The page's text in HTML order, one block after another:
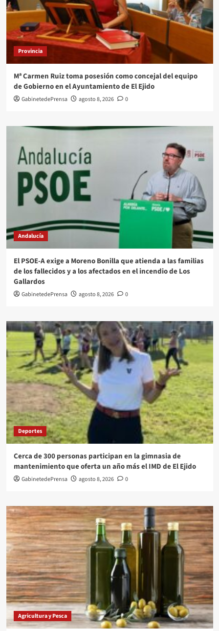
Provincia
Mª Carmen Ruiz toma posesión como concejal del equipo
de Gobierno en el Ayuntamiento de El Ejido
GabinetedePrensa agosto 8, 2026 0
Andalucía
El PSOE-A exige a Moreno Bonilla que atienda a las familias
de los fallecidos y a los afectados en el incendio de Los
Gallardos
GabinetedePrensa agosto 8, 2026 0
Deportes
Cerca de 300 personas participan en la gimnasia de
mantenimiento que oferta un año más el IMD de El Ejido
GabinetedePrensa agosto 8, 2026 0
Agricultura y Pesca